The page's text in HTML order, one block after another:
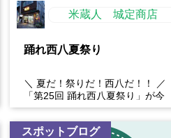
米蔵人 城定商店
踊れ西八夏祭り
＼ 夏だ！祭りだ！西八だ！！ ／
「第25回 踊れ西八夏祭り」が今
年もやってくる！ 伝統の【阿波
おどり】と、情熱の【...
スポットブログ